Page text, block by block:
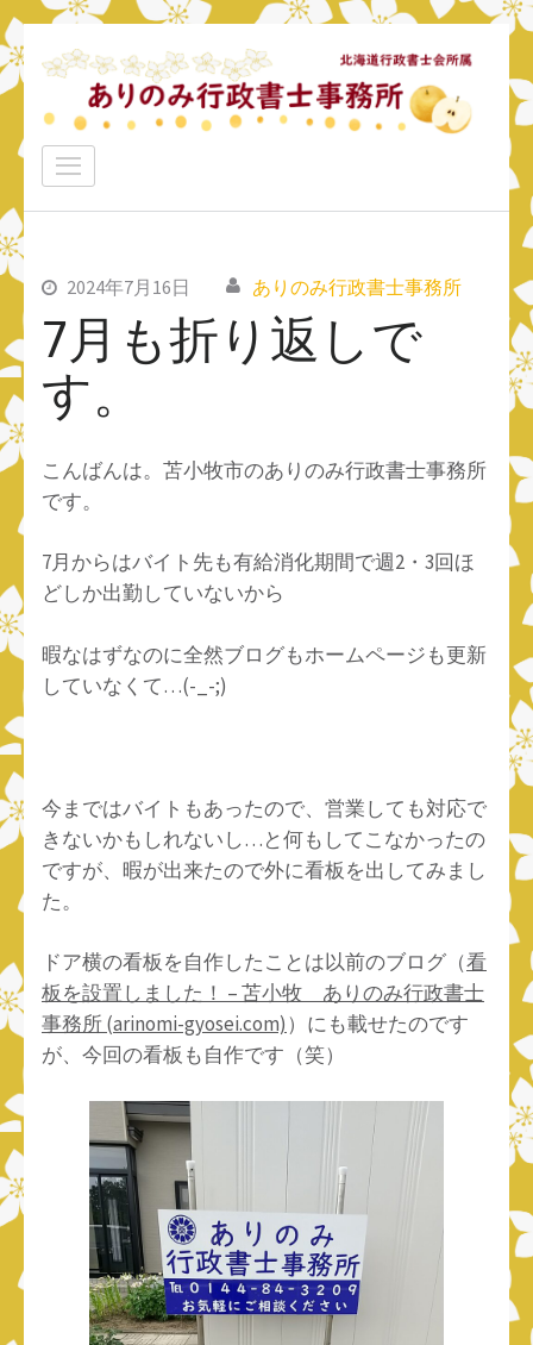
ン
ツ
へ
ス
キ
ッ
プ
(Enter
押
す)
ありのみ行政書士事務所
あなたのナシをアリ！に変えていきたい
2024年7月16日 ありのみ行政書士事務所
7月も折り返しで
す。
こんばんは。苫小牧市のありのみ行政書士事務所
です。
7月からはバイト先も有給消化期間で週2・3回ほ
どしか出勤していないから
暇なはずなのに全然ブログもホームページも更新
していなくて…(-_-;)
今まではバイトもあったので、営業しても対応で
きないかもしれないし…と何もしてこなかったの
ですが、暇が出来たので外に看板を出してみまし
た。
ドア横の看板を自作したことは以前のブログ（看
板を設置しました！ – 苫小牧 ありのみ行政書士
事務所 (arinomi-gyosei.com)）にも載せたのです
が、今回の看板も自作です（笑）